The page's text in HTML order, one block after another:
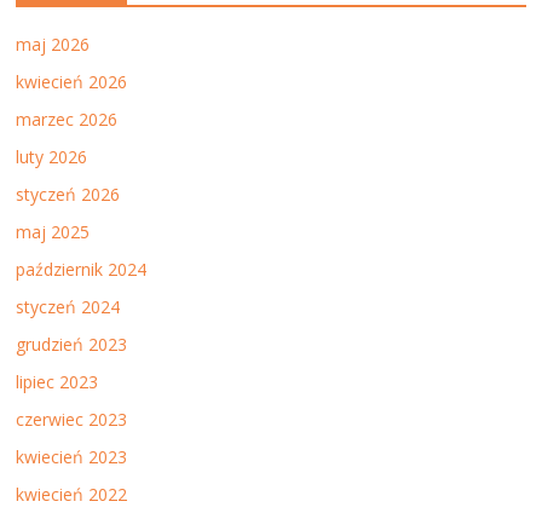
maj 2026
kwiecień 2026
marzec 2026
luty 2026
styczeń 2026
maj 2025
październik 2024
styczeń 2024
grudzień 2023
lipiec 2023
czerwiec 2023
kwiecień 2023
kwiecień 2022